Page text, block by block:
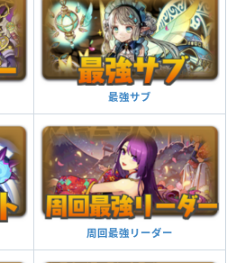
イス ターン数：20→10
半減、ダメージ無効を貫通。2ターンの間、
が3倍。
トメアブラッド
軽減、攻撃力が17倍、固定700万ダメー
。
モード ターン数：13→3
ンとマシンタイプの攻撃力が4倍。ロックを
、木と毒。猛毒を闇に変化。
効果
スターにアシストすると自分の覚醒スキル
る
プで2コンボ以上すると、火属性の攻撃力が
る（60％、火コンボ強化2個分の効果）
ーモード ターン数：16→16
ーンの間、4コンボ加算。
効果
スターにアシストすると自分の覚醒スキル
最強サブ
周回最強リーダー